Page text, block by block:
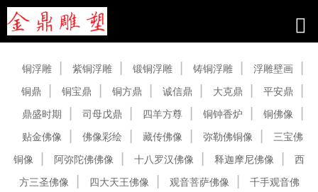
铜浮雕 紫铜浮雕 锻铜浮雕 铸铜浮雕
浮雕壁画
铜鼎
铜宝鼎 铜方鼎 诚信鼎 大克鼎
平安鼎
鼎盛时期
司母戊鼎 四羊方尊 铜钟香炉
铜佛像
贴金佛像
佛像彩绘 藏传佛像 弥勒佛铜像
三宝佛
铜像
阿弥陀佛佛像 十八罗汉佛像 释迦摩尼佛像
西
方三圣佛像
四大天王佛像 观音菩萨佛像
千手观音佛